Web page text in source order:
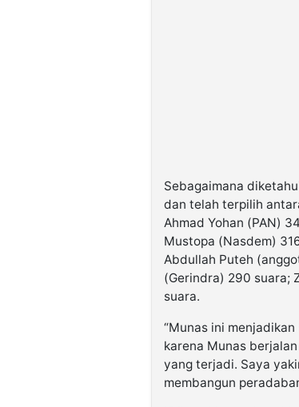
Sebagaimana
dan telah terpilih
Ahmad Yohan (PAN)
Mustopa (Nasdem)
Abdullah Puteh
(Gerindra) 290 suara;
suara.
“Munas ini
karena Munas
yang terjadi. Saya
membangun